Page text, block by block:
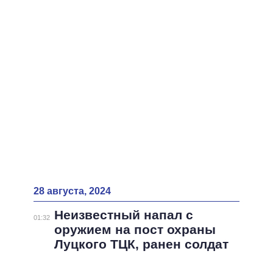
28 августа, 2024
01:32
Неизвестный напал с
оружием на пост охраны
Луцкого ТЦК, ранен солдат